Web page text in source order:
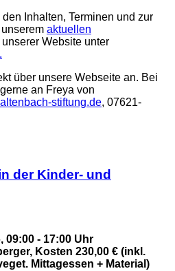
Inhalten, Terminen und zur
aktuellen
Website unter
über unsere Webseite an. Bei
an Freya von
stiftung.de, 07621-
der Kinder- und
09:00 - 17:00 Uhr
Kosten 230,00 € (inkl.
Mittagessen + Material)